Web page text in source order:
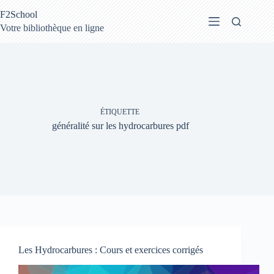
au
contenu
F2School
Votre bibliothèque en ligne
ÉTIQUETTE
généralité sur les hydrocarbures pdf
Les Hydrocarbures : Cours et exercices corrigés